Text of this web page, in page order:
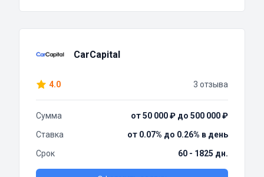
CarCapital
4.0 3 отзыва
Сумма
от 50 000 ₽ до 500 000 ₽
Ставка
от 0.07% до 0.26% в день
Срок
60 - 1825 дн.